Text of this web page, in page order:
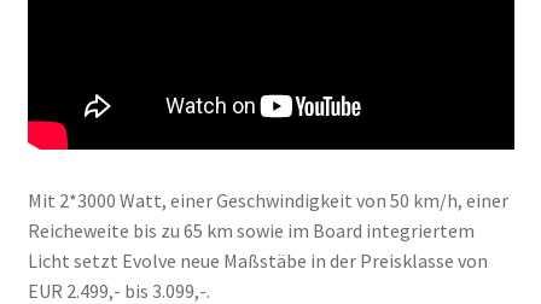
Mit 2*3000 Watt, einer Geschwindigkeit von 50 km/h, einer
Reicheweite bis zu 65 km sowie im Board integriertem
Licht setzt Evolve neue Maßstäbe in der Preisklasse von
EUR 2.499,- bis 3.099,-.